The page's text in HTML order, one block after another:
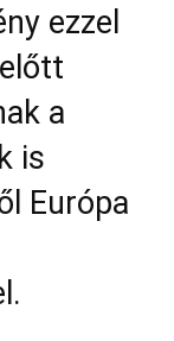
ezzel
a
is
Európa